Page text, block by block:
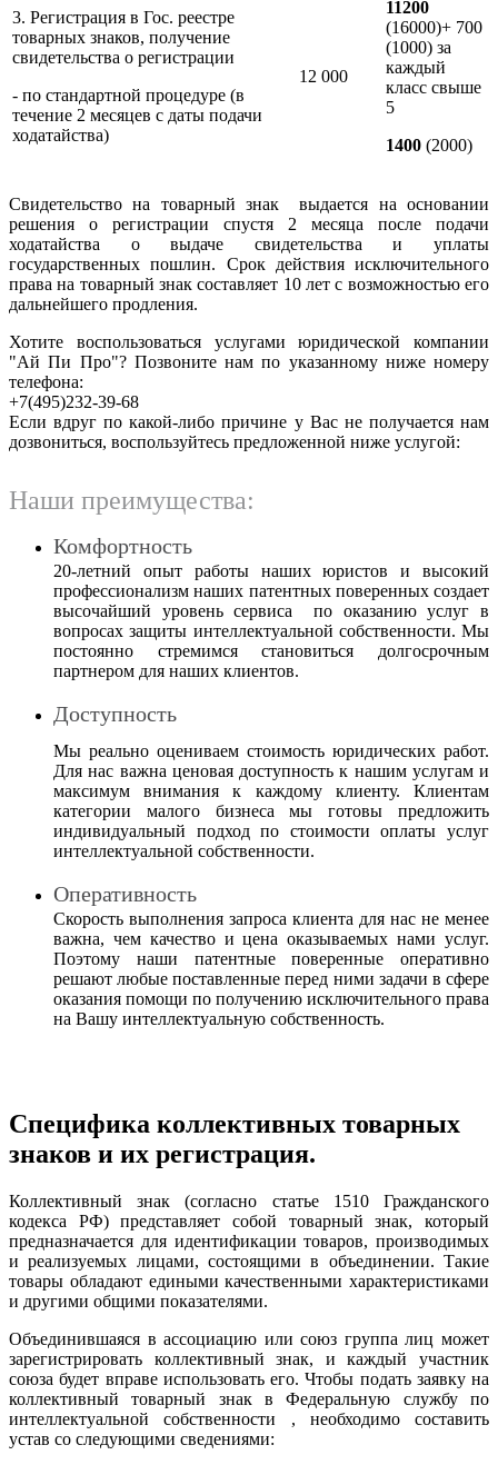
3. Регистрация в Гос. реестре
товарных знаков, получение
свидетельства о регистрации
- по стандартной процедуре (в
течение 2 месяцев с даты подачи
ходатайства)
12 000
11200
(16000)+ 700
(1000) за
каждый
класс свыше
5
1400 (2000)
Свидетельство на товарный знак выдается на основании
решения о регистрации спустя 2 месяца после подачи
ходатайства о выдаче свидетельства и уплаты
государственных пошлин. Срок действия исключительного
права на товарный знак составляет 10 лет с возможностью его
дальнейшего продления.
Хотите воспользоваться услугами юридической компании
"Ай Пи Про"? Позвоните нам по указанному ниже номеру
телефона:
+7(495)232-39-68
Если вдруг по какой-либо причине у Вас не получается нам
дозвониться, воспользуйтесь предложенной ниже услугой:
Наши преимущества:
Комфортность
20-летний опыт работы наших юристов и высокий
профессионализм наших патентных поверенных создает
высочайший уровень сервиса по оказанию услуг в
вопросах защиты интеллектуальной собственности. Мы
постоянно стремимся становиться долгосрочным
партнером для наших клиентов.
Доступность
Мы реально оцениваем стоимость юридических работ.
Для нас важна ценовая доступность к нашим услугам и
максимум внимания к каждому клиенту. Клиентам
категории малого бизнеса мы готовы предложить
индивидуальный подход по стоимости оплаты услуг
интеллектуальной собственности.
Оперативность
Скорость выполнения запроса клиента для нас не менее
важна, чем качество и цена оказываемых нами услуг.
Поэтому наши патентные поверенные оперативно
решают любые поставленные перед ними задачи в сфере
оказания помощи по получению исключительного права
на Вашу интеллектуальную собственность.
Специфика коллективных товарных
знаков и их регистрация.
Коллективный знак (согласно статье 1510 Гражданского
кодекса РФ) представляет собой товарный знак, который
предназначается для идентификации товаров, производимых
и реализуемых лицами, состоящими в объединении. Такие
товары обладают едиными качественными характеристиками
и другими общими показателями.
Объединившаяся в ассоциацию или союз группа лиц может
зарегистрировать коллективный знак, и каждый участник
союза будет вправе использовать его. Чтобы подать заявку на
коллективный товарный знак в Федеральную службу по
интеллектуальной собственности , необходимо составить
устав со следующими сведениями: